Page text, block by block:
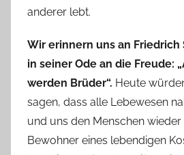
anderer lebt.
Wir erinnern uns an Friedrich
in seiner Ode an die Freude:
werden Brüder“. Heute
sagen, dass alle Lebewesen
und uns den Menschen
Bewohner eines lebendigen